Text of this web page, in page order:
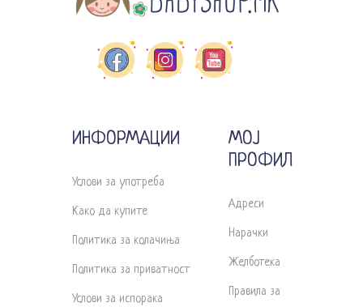
ИНФОРМАЦИИ
Услови за употреба
Како да купите
Политика за колачиња
Политика за приватност
Услови за испорака
МОЈ
ПРОФИЛ
Адреси
Нарачки
Желботека
Правила за